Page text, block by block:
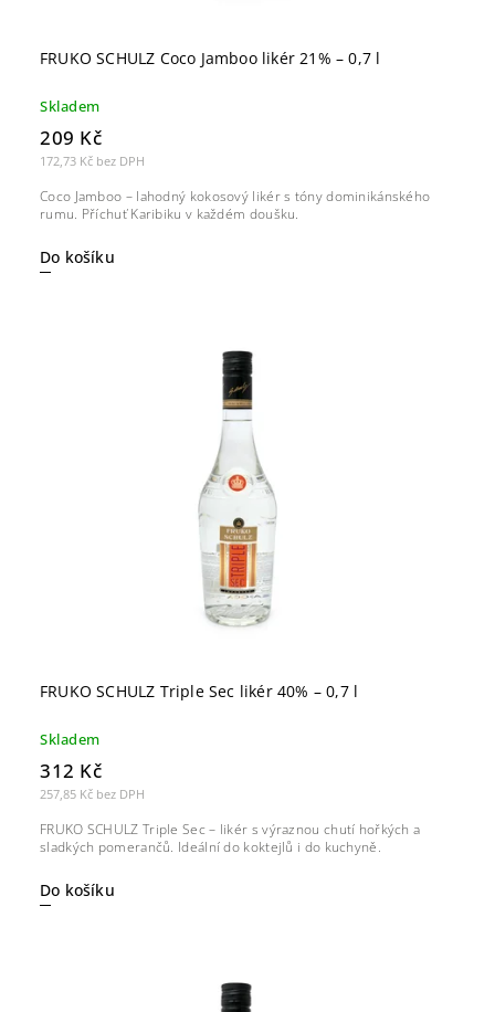
FRUKO SCHULZ Coco Jamboo likér 21% – 0,7 l
Skladem
172,73 Kč bez DPH
209 Kč
Do košíku
Coco Jamboo – lahodný kokosový likér s tóny dominikánského
rumu. Příchuť Karibiku v každém doušku.
FRUKO SCHULZ Triple Sec likér 40% – 0,7 l
Skladem
257,85 Kč bez DPH
312 Kč
Do košíku
FRUKO SCHULZ Triple Sec – likér s výraznou chutí hořkých a
sladkých pomerančů. Ideální do koktejlů i do kuchyně.